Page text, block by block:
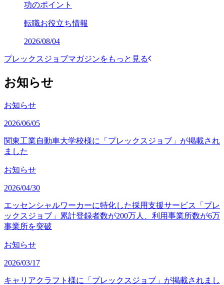
功のポイント
転職お役立ち情報
2026/08/04
プレックスジョブマガジンをもっと見る
お知らせ
お知らせ
2026/06/05
関東工業自動車大学校様に「プレックスジョブ」が掲載され
ました
お知らせ
2026/04/30
エッセンシャルワーカーに特化した採用支援サービス「プレ
ックスジョブ」累計登録者数が200万人、利用事業所数が6万
事業所を突破
お知らせ
2026/03/17
キャリアクラフト様に「プレックスジョブ」が掲載されまし